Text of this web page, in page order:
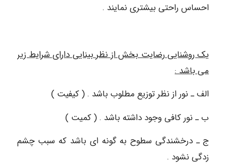
احساس راحتی بیشتری نمایند .
یک روشنایی رضایت بخش از نظر بینایی دارای شرایط زیر
می باشد :
الف ـ‌ نور از نظر توزیع مطلوب باشد . ( کیفیت )
ب ـ نور کافی وجود داشته باشد . ( کمیت )
ج ـ درخشندگی سطوح به گونه ای باشد که سبب چشم
زدگی نشود .